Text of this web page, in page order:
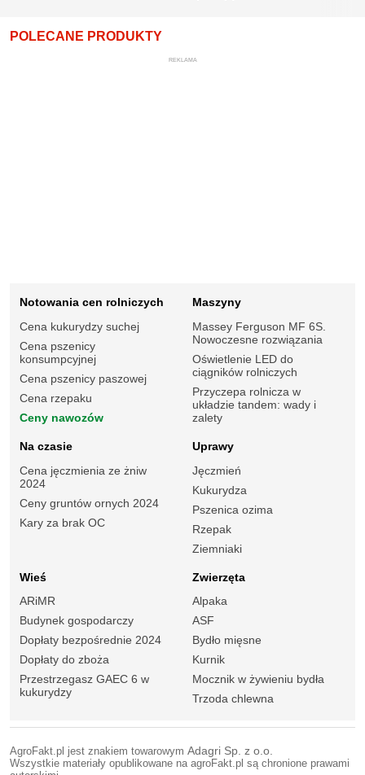
POLECANE PRODUKTY
REKLAMA
Notowania cen rolniczych
Cena kukurydzy suchej
Cena pszenicy
konsumpcyjnej
Cena pszenicy paszowej
Cena rzepaku
Ceny nawozów
Maszyny
Massey Ferguson MF 6S.
Nowoczesne rozwiązania
Oświetlenie LED do
ciągników rolniczych
Przyczepa rolnicza w
układzie tandem: wady i
zalety
Na czasie
Cena jęczmienia ze żniw
2024
Ceny gruntów ornych 2024
Kary za brak OC
Uprawy
Jęczmień
Kukurydza
Pszenica ozima
Rzepak
Ziemniaki
Wieś
ARiMR
Budynek gospodarczy
Dopłaty bezpośrednie 2024
Dopłaty do zboża
Przestrzegasz GAEC 6 w
kukurydzy
Zwierzęta
Alpaka
ASF
Bydło mięsne
Kurnik
Mocznik w żywieniu bydła
Trzoda chlewna
AgroFakt.pl jest znakiem towarowym Adagri Sp. z o.o.
Wszystkie materiały opublikowane na agroFakt.pl są chronione prawami